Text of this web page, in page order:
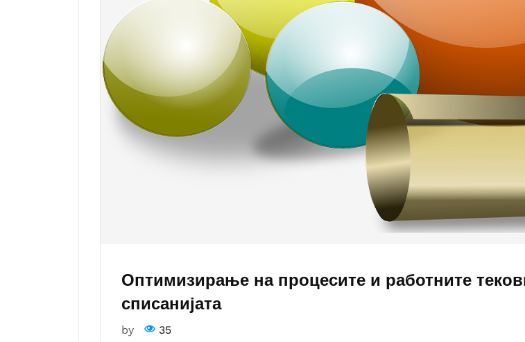
Оптимизирање на процесите и работните
списанијата
by 35